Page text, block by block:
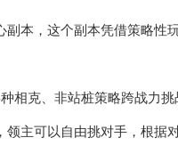
本，这个副本凭借策略性
相克、非站桩策略跨战力
领主可以自由挑对手，根